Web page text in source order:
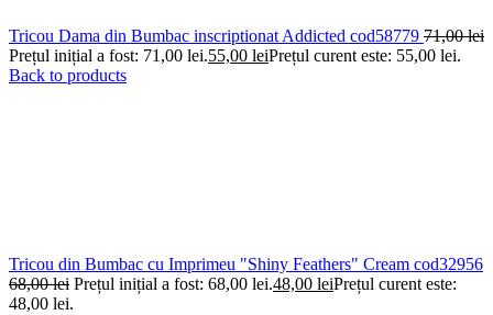
Tricou Dama din Bumbac inscriptionat Addicted cod58779 71,00lei
Prețul inițial a fost: 71,00 lei.55,00 leiPrețul curent este: 55,00 lei.
Back to products
Tricou din Bumbac cu Imprimeu "Shiny Feathers" Cream cod32956
68,00lei Prețul inițial a fost: 68,00 lei.48,00 leiPrețul curent este:
48,00 lei.